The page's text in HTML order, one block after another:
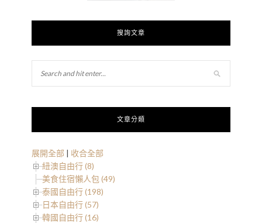
搜詢文章
文章分類
展開全部 | 收合全部
紐澳自由行 (8)
美食住宿懶人包 (49)
泰國自由行 (198)
日本自由行 (57)
韓國自由行 (16)